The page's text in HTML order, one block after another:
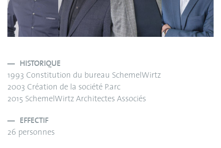
HISTORIQUE
1993 Constitution du bureau SchemelWirtz
2003 Création de la société P.arc
2015 SchemelWirtz Architectes Associés
EFFECTIF
26 personnes